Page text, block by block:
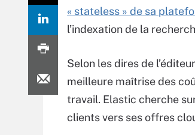
« stateless » de sa
l’indexation de la
Selon les dires de
meilleure maîtrise des
travail. Elastic cherche
clients vers ses offres